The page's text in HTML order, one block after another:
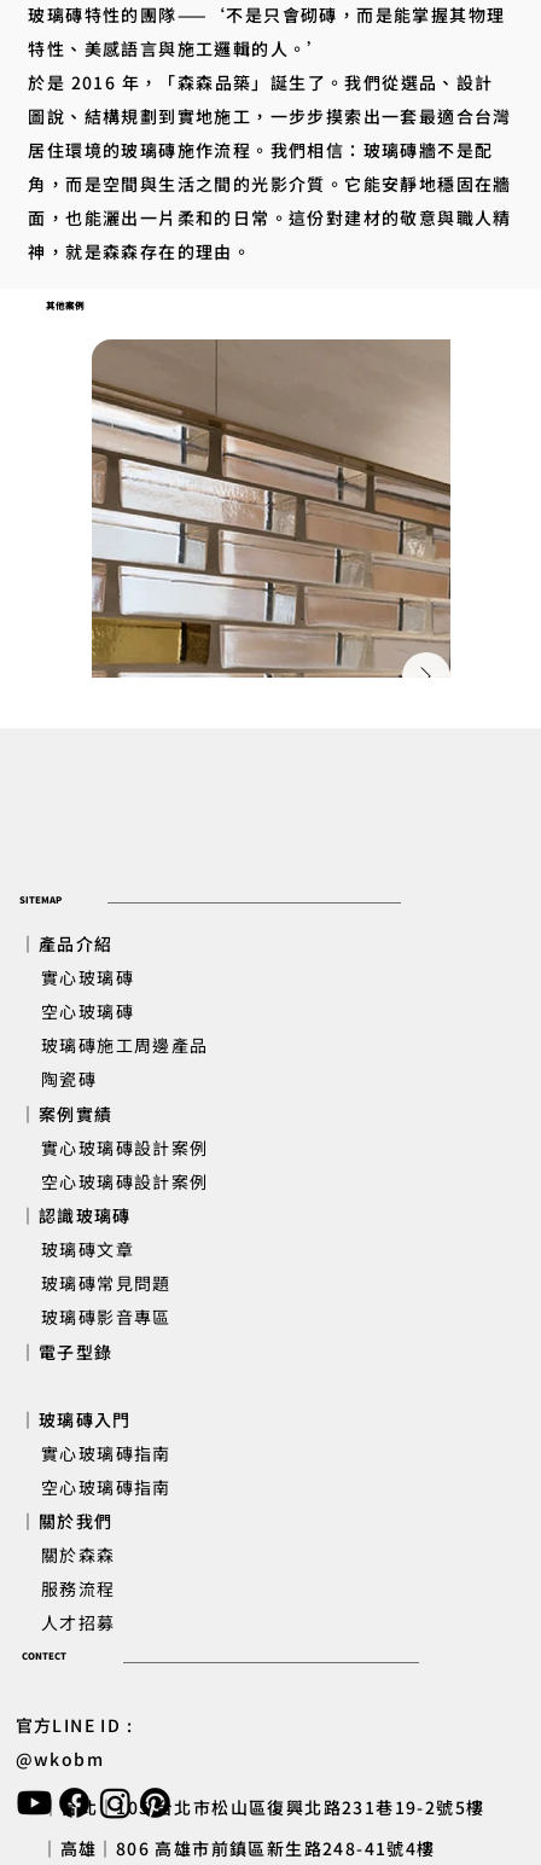
玻璃磚特性的團隊——‘不是只會砌磚，而是能掌握其物理
特性、美感語言與施工邏輯的人。’
於是 2016 年，「森森品築」誕生了。我們從選品、設計
圖說、結構規劃到實地施工，一步步摸索出一套最適合台灣
居住環境的玻璃磚施作流程。我們相信：玻璃磚牆不是配
角，而是空間與生活之間的光影介質。它能安靜地穩固在牆
面，也能灑出一片柔和的日常。這份對建材的敬意與職人精
神，就是森森存在的理由。
其他案例
台北住家浴室 | 實心玻璃磚隔間牆設
SITEMAP
｜產品介紹
實心玻璃磚
​ 空心玻璃磚
玻璃磚施工周邊產品
陶瓷磚
｜案例實績
實心玻璃磚設計案例
空心玻璃磚設計案例
｜認識玻璃磚
玻璃磚文章
玻璃磚常見問題
玻璃磚影音專區
｜電子型錄
｜玻璃磚入門
實心玻璃磚指南
空心玻璃磚指南
｜關於我們
關於森森
服務流程
人才招募
CONTECT
｜台北｜105 台北市松山區復興北路231巷19-2號5樓
｜高雄｜806 高雄市前鎮區新生路248-41號4樓
官方LINE ID :
@wkobm